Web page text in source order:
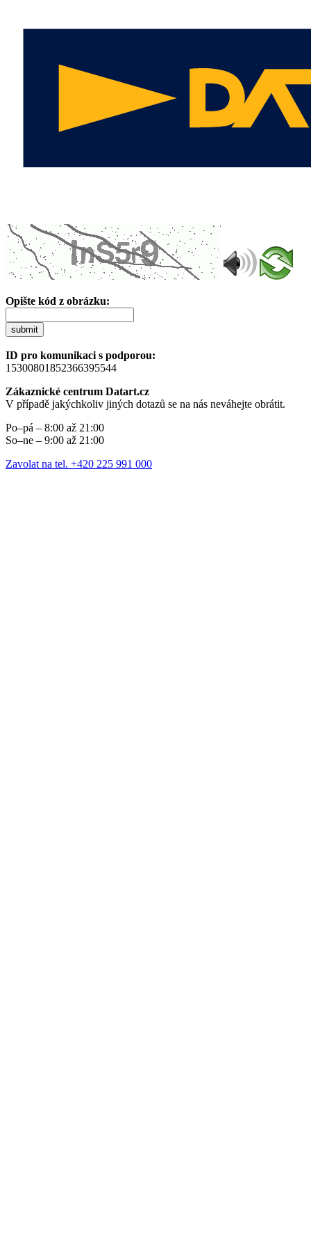
Opište kód z obrázku:
submit
ID pro komunikaci s podporou:
15300801852366395544
Zákaznické centrum Datart.cz
V případě jakýchkoliv jiných dotazů se na nás neváhejte obrátit.
Po–pá – 8:00 až 21:00
So–ne – 9:00 až 21:00
Zavolat na tel. +420 225 991 000